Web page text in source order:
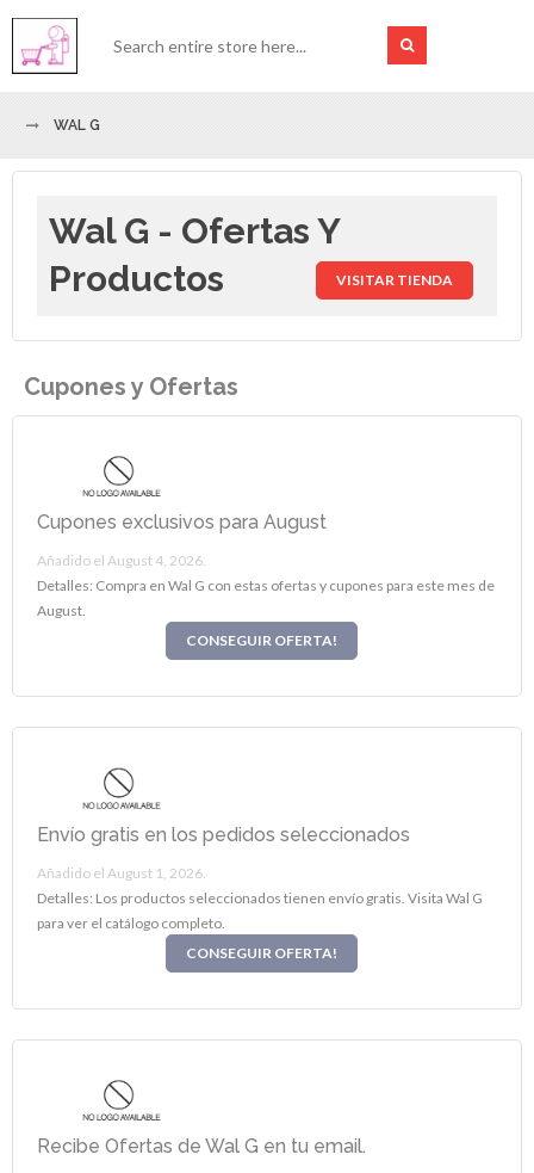
WAL G
Wal G - Ofertas Y
Productos
VISITAR TIENDA
Cupones y Ofertas
Cupones exclusivos para August
Añadido el August 4, 2026.
Detalles: Compra en Wal G con estas ofertas y cupones para este mes de
August.
CONSEGUIR OFERTA!
Envío gratis en los pedidos seleccionados
Añadido el August 1, 2026.
Detalles: Los productos seleccionados tienen envío gratis. Visita Wal G
para ver el catálogo completo.
CONSEGUIR OFERTA!
Recibe Ofertas de Wal G en tu email.